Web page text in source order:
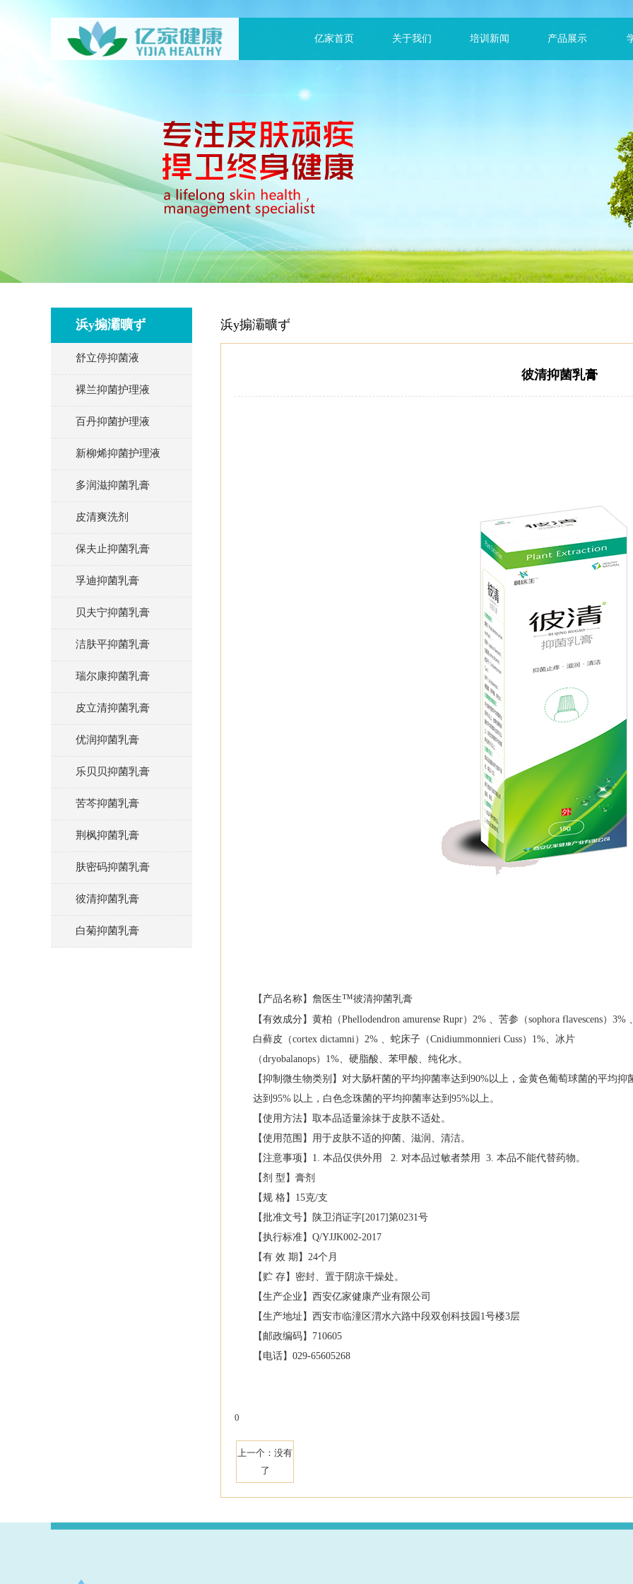
亿家首页 关于我们 培训新闻 产品展示
浜у搧灞曠ず
舒立停抑菌液
裸兰抑菌护理液
百丹抑菌护理液
新柳烯抑菌护理液
多润滋抑菌乳膏
皮清爽洗剂
保夫止抑菌乳膏
孚迪抑菌乳膏
贝夫宁抑菌乳膏
洁肤平抑菌乳膏
瑞尔康抑菌乳膏
皮立清抑菌乳膏
优润抑菌乳膏
乐贝贝抑菌乳膏
苦芩抑菌乳膏
荆枫抑菌乳膏
肤密码抑菌乳膏
彼清抑菌乳膏
白菊抑菌乳膏
浜у搧灞曠ず
彼清抑菌乳膏
【 产品名称】 詹医生™彼清抑菌乳膏
【有效成分】黄柏（Phellodendron amurense Rupr）2% 、苦参（sophora flavescens）3%
白藓皮（cortex dictamni）2% 、蛇床子（Cnidiummonnieri Cuss）1%、冰片
（dryobalanops）1%、硬脂酸、苯甲酸、纯化水。
【抑制微生物类别】对大肠杆菌的平均抑菌率达到 90%以上 ，金黄色葡萄球菌的平均抑
达到 95% 以上，白色念珠菌的平均抑菌率达到95%以上。
【使用方法】取本品适量涂抹于皮肤不适处。
【使用范围】用于皮肤不适的抑菌、滋润、清洁。
【注意事项】 1. 本品仅供外用 2. 对本品过敏者禁用 3. 本品不能代替药物。
【剂 型】膏剂
【规 格】 15克/支
【批准文号】陕卫消证字[2017]第0231号
【执行标准】 Q/YJJK002-2017
【有 效 期】 24个月
【贮 存】密封、置于阴凉干燥处。
【生产企业】西安亿家健康产业有限公司
【生产地址】西安市临潼区渭水六路中段双创科技园 1号楼3层
【邮政编码】 710605
【电话】029-65605268
0
上一个：没有
了